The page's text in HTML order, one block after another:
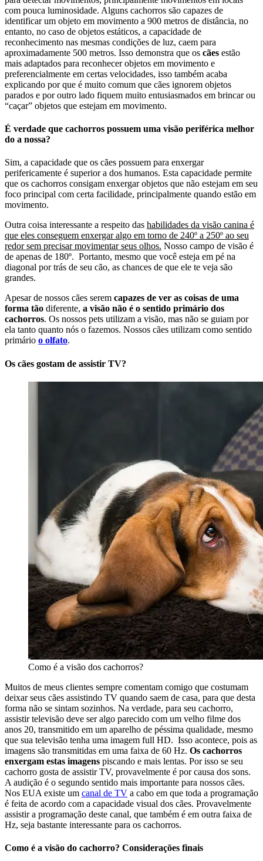
com pouca luminosidade. Alguns cachorros são capazes de
identificar um objeto em movimento a 900 metros de distância, no
entanto, no caso de objetos estáticos, a capacidade de
reconhecimento nas mesmas condições de luz, caem para
aproximadamente 500 metros. Isso demonstra que os cães estão
mais adaptados para reconhecer objetos em movimento e
preferencialmente em certas velocidades, isso também acaba
explicando por que é muito comum que cães ignorem objetos
parados e por outro lado fiquem muito entusiasmados em brincar ou
“caçar” objetos que estejam em movimento.
É verdade que cachorros possuem uma visão periférica melhor
do a nossa?
Sim, a capacidade que os cães possuem para enxergar
perifericamente é superior a dos humanos. Esta capacidade permite
que os cachorros consigam enxergar objetos que não estejam em seu
foco principal com certa facilidade, principalmente quando estão em
movimento.
Outra coisa interessante a respeito das habilidades da visão canina é
que eles conseguem enxergar algo em torno de 240º a 250º ao seu
redor sem precisar movimentar seus olhos. Nosso campo de visão é
de apenas de 180º. Portanto, mesmo que você esteja em pé na
diagonal por trás de seu cão, as chances de que ele te veja são
grandes.
Apesar de nossos cães serem capazes de ver as coisas de uma
forma tão diferente, a visão não é o sentido primário dos
cachorros. Os nossos pets utilizam a visão, mas não se guiam por
ela tanto quanto nós o fazemos. Nossos cães utilizam como sentido
primário o olfato.
Os cães gostam de assistir TV?
Como é a visão dos cachorros?
Muitos de meus clientes sempre comentam comigo que costumam
deixar seus cães assistindo TV quando saem de casa, para que desta
forma não se sintam sozinhos. Na verdade, para seu cachorro,
assistir televisão deve ser algo parecido com um velho filme dos
anos 20, transmitido em um aparelho de péssima qualidade, mesmo
que sua televisão tenha uma imagem full HD. Isso acontece, pois as
imagens são transmitidas em uma faixa de 60 Hz. Os cachorros
enxergam estas imagens piscando e mais lentas. Por isso se seu
cachorro gosta de assistir TV, provavelmente é por causa dos sons.
A audição é o segundo sentido mais importante para nossos cães.
Nos EUA existe um canal de TV a cabo em que toda a programação
é feita de acordo com a capacidade visual dos cães. Provavelmente
assistir a programação deste canal, que também é em outra faixa de
Hz, seja bastante interessante para os cachorros.
Como é a visão do cachorro? Considerações finais